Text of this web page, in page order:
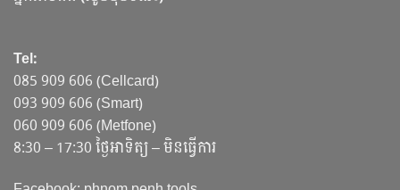
Tel:
085 909 606 (Cellcard)
093 909 606 (Smart)
060 909 606 (Metfone)
8:30 – 17:30 ថ្ងៃអាទិត្យ – មិនធ្វើការ